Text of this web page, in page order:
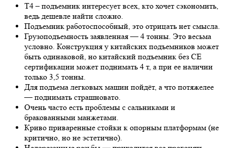
Т4 – подъемник интересует всех, кто хочет сэкономить,
ведь дешевле найти сложно.
Подъемник работоспособный, это отрицать нет смысла.
Грузоподъемность заявленная — 4 тонны. Это весьма
условно. Конструкция у китайских подъемников может
быть одинаковой, но китайский подъемник без СЕ
сертификации может поднимать 4 т, а при ее наличии
только 3,5 тонны.
Для подъема легковых машин пойдёт, а что потяжелее
— поднимать страшновато.
Очень часто есть проблемы с сальниками и
бракованными манжетами.
Криво приваренные стойки к опорным платформам (не
критично, но не эстетично).